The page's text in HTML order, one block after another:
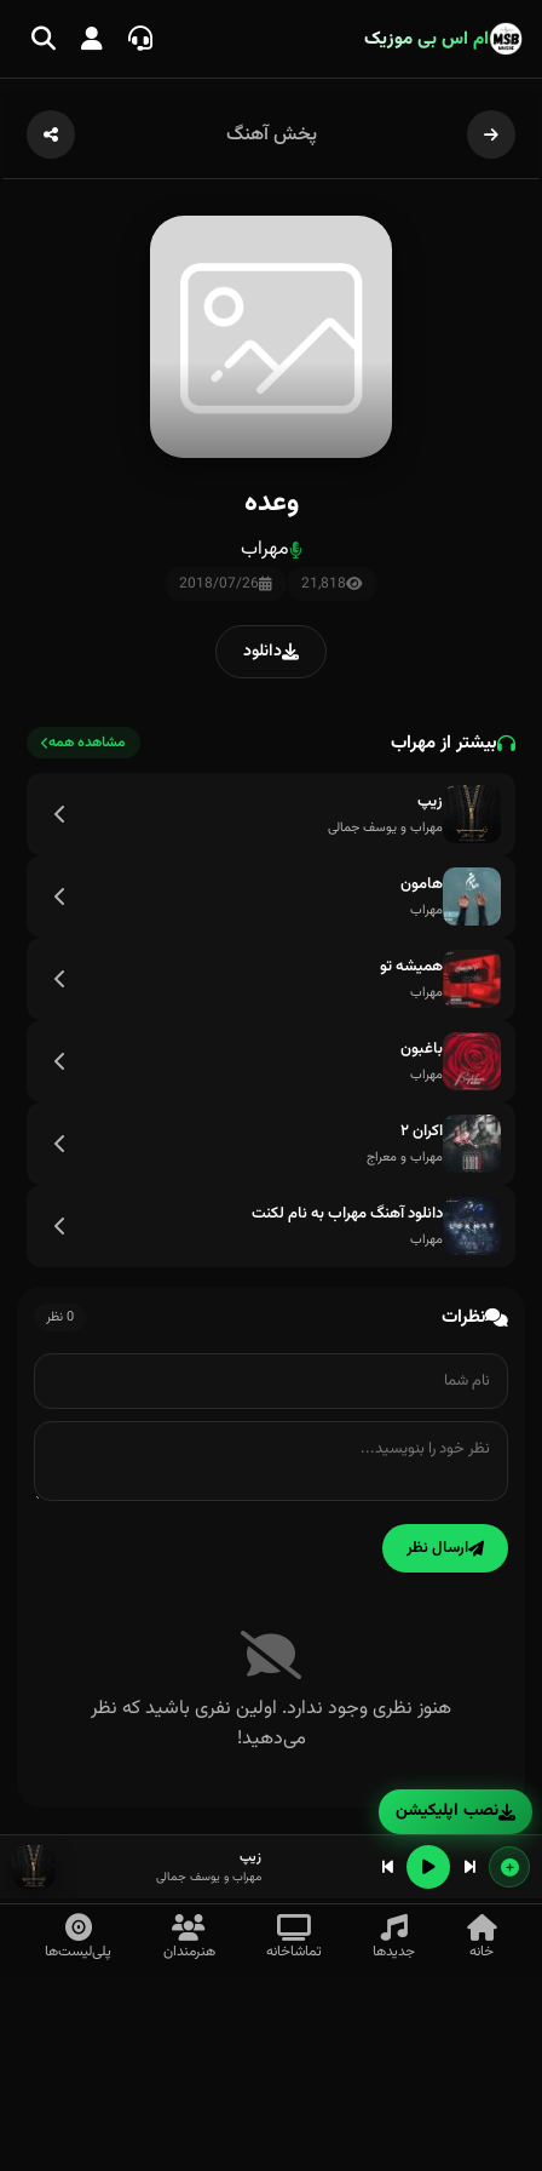
ام اس بی موزیک
پخش آهنگ
وعده
مهراب
21,818
2018/07/26
دانلود
بیشتر از مهراب مشاهده همه
زیپ
مهراب و یوسف جمالی
هامون
مهراب
همیشه تو
مهراب
باغبون
مهراب
اکران ۲
مهراب و معراج
دانلود آهنگ مهراب به نام لکنت
مهراب
نظرات 0 نظر
ارسال نظر
هنوز نظری وجود ندارد. اولین نفری باشید که نظر
می‌دهید!
زیپ
مهراب و یوسف جمالی
خانه جدیدها تماشاخانه هنرمندان پلی‌لیست‌ها
نصب اپلیکیشن